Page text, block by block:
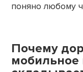
поняно любому
Почему
мобильное